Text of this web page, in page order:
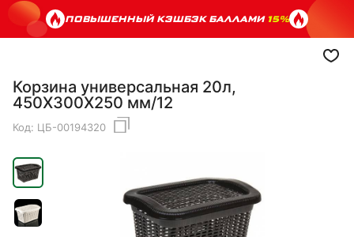
ПОВЫШЕННЫЙ КЭШБЭК БАЛЛАМИ15%
Корзина универсальная 20л,
450Х300Х250 мм/12
Код: ЦБ-00194320